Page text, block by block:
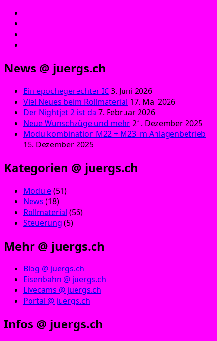
News @ juergs.ch
Ein epochegerechter IC3. Juni 2026
Viel Neues beim Rollmaterial 17. Mai 2026
Der Nightjet 2 ist da 7. Februar 2026
Neue Wunschzüge und mehr21. Dezember 2025
Modulkombination M22 + M23 im Anlagenbetrieb
15. Dezember 2025
Kategorien @ juergs.ch
Module(51)
News (18)
Rollmaterial (56)
Steuerung (5)
Mehr @ juergs.ch
Blog @ juergs.ch
Eisenbahn @ juergs.ch
Livecams @ juergs.ch
Portal @ juergs.ch
Infos @ juergs.ch